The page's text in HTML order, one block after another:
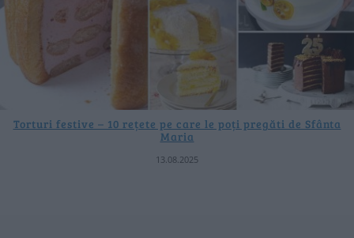
Torturi festive – 10 rețete pe care le poți pregăti de Sfânta
Maria
13.08.2025